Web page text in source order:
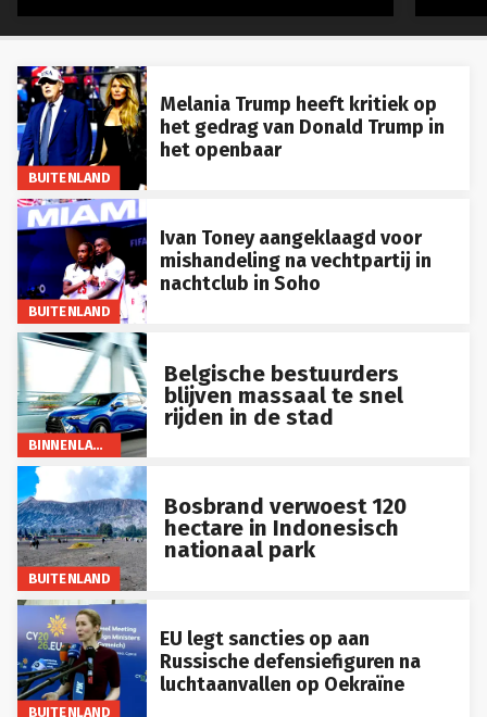
BUITENLAND
Melania Trump heeft kritiek op
het gedrag van Donald Trump in
het openbaar
BUITENLAND
Ivan Toney aangeklaagd voor
mishandeling na vechtpartij in
nachtclub in Soho
BINNENLAND
Belgische bestuurders
blijven massaal te snel
rijden in de stad
BUITENLAND
Bosbrand verwoest 120
hectare in Indonesisch
nationaal park
BUITENLAND
EU legt sancties op aan
Russische defensiefiguren na
luchtaanvallen op Oekraïne